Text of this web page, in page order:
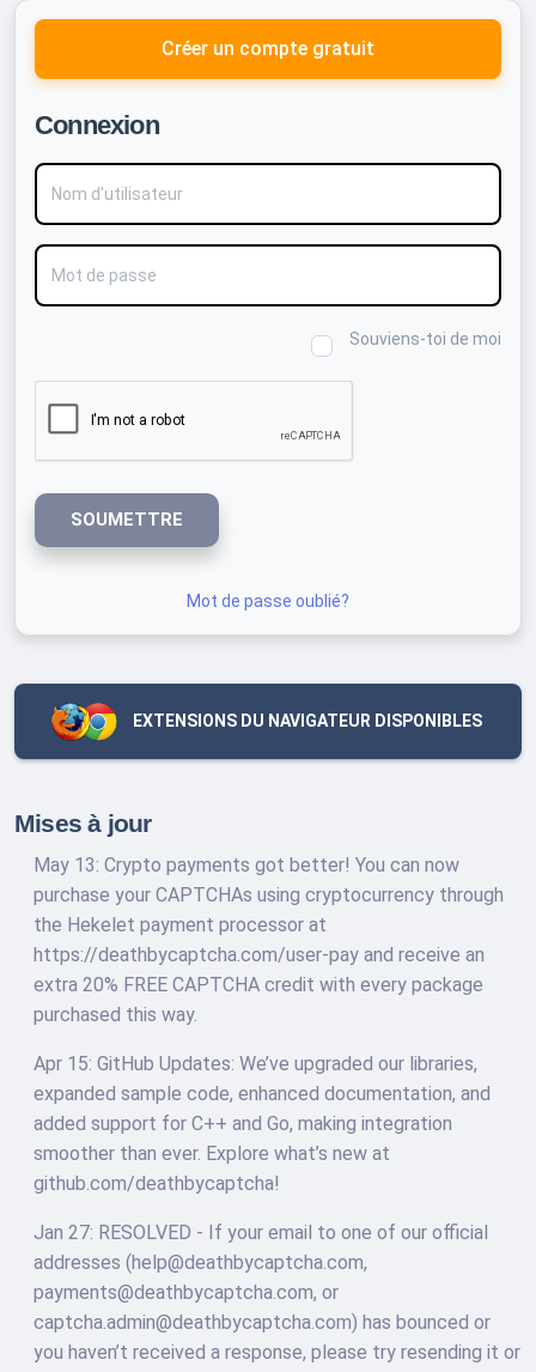
Créer un compte gratuit
Connexion
Nom d'utilisateur
Mot de passe
Souviens-toi de moi
SOUMETTRE
Mot de passe oublié?
EXTENSIONS DU NAVIGATEUR DISPONIBLES
Mises à jour
May 13: Crypto payments got better! You can now
purchase your CAPTCHAs using cryptocurrency through
the Hekelet payment processor at
https://deathbycaptcha.com/user-pay and receive an
extra 20% FREE CAPTCHA credit with every package
purchased this way.
Apr 15: GitHub Updates: We’ve upgraded our libraries,
expanded sample code, enhanced documentation, and
added support for C++ and Go, making integration
smoother than ever. Explore what’s new at
github.com/deathbycaptcha!
Jan 27: RESOLVED - If your email to one of our official
addresses (help@deathbycaptcha.com,
payments@deathbycaptcha.com, or
captcha.admin@deathbycaptcha.com) has bounced or
you haven’t received a response, please try resending it or